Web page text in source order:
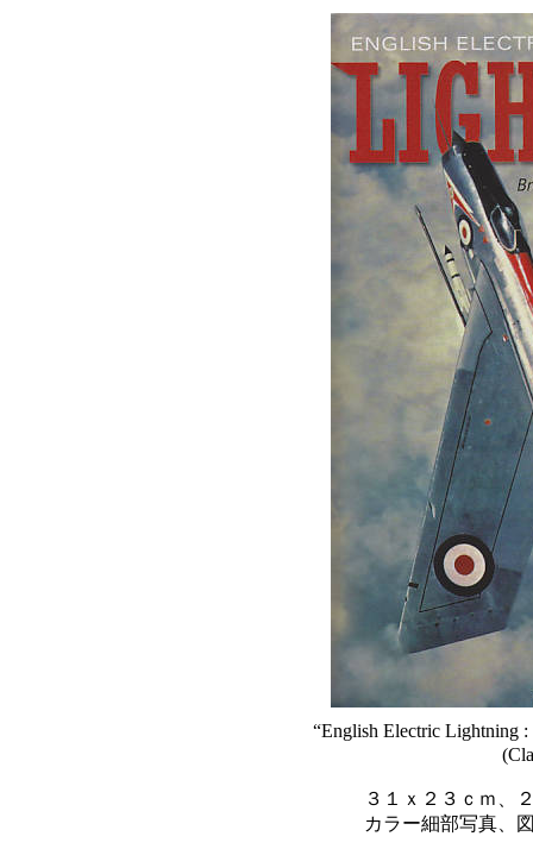
“English Electric Lightning :
３１ｘ２３ｃｍ、
カラー細部写真、